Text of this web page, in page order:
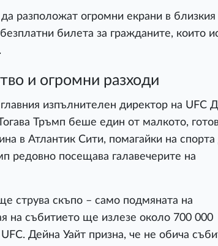
разположат огромни екрани в близкия
билета за гражданите, които
и огромни разходи
изпълнителен директор на UFC
Тръмп беше един от малкото,
в Атлантик Сити, помагайки на спорта
редовно посещава галавечерите на
струва скъпо – само подмяната на
на събитието ще излезе около 700 000
Дейна Уайт призна, че не обича